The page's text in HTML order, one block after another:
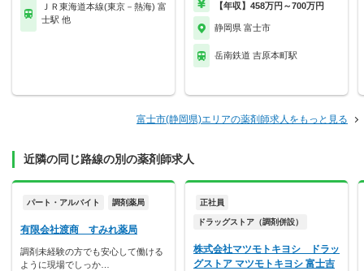
ＪＲ東海道本線(東京－熱海) 富
士駅 他
【年収】458万円～700万円
静岡県 富士市
岳南鉄道 吉原本町駅
富士市(静岡県)エリアの薬剤師求人をもっと見る
近隣の同じ路線の別の薬剤師求人
パート・アルバイト 調剤薬局
有限会社渡商 すみれ薬局
調剤未経験の方でも安心して働ける
ように現場でしっか…
正社員
ドラッグストア（調剤併設）
株式会社マツモトキヨシ ドラッ
グストア マツモトキヨシ 富士吉